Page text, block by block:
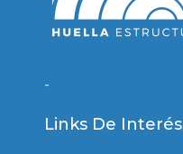
-
Links De Interés